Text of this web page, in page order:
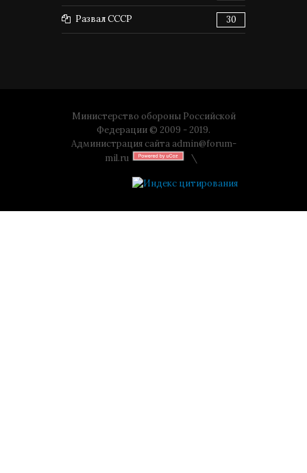
Развал СССР 30
Министерство обороны Российской
Федерации © 2009 - 2019.
Администрация сайта admin@forum-
mil.ru